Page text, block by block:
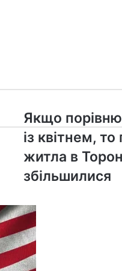
Якщо
порівнювати
травень
із
квітнем,
то
в
Торонто
вдвічі
збільшилися
Якщо
із квітнем,
житла в
збільшилися